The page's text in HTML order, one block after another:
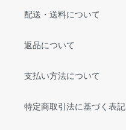
配送・送料について
返品について
支払い方法について
特定商取引法に基づく表記